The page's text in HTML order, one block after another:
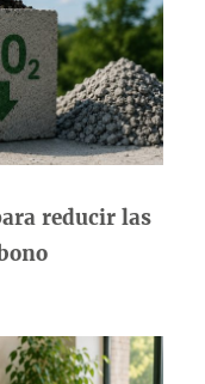
reducir las